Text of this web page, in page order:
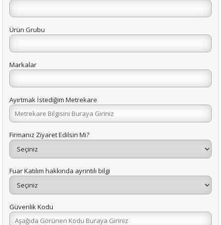
Ürün Grubu
Markalar
Ayırtmak İstediğim Metrekare
Firmanız Ziyaret Edilsin Mi?
Fuar Katılım hakkında ayrıntılı bilgi
Güvenlik Kodu